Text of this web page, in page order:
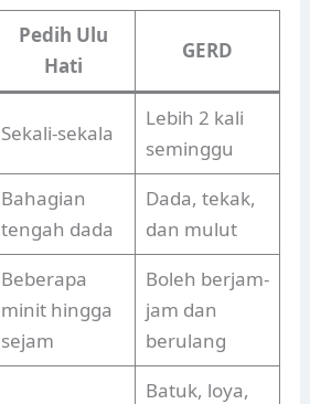
Pedih Ulu
Hati
GERD
Sekali-sekala
Lebih 2 kali
seminggu
Bahagian
tengah dada
Dada, tekak,
dan mulut
Beberapa
minit hingga
sejam
Boleh berjam-
jam dan
berulang
Batuk, loya,